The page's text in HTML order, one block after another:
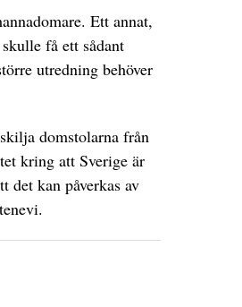
Ett annat,
få ett sådant
utredning behöver
domstolarna från
kring att Sverige är
det kan påverkas av